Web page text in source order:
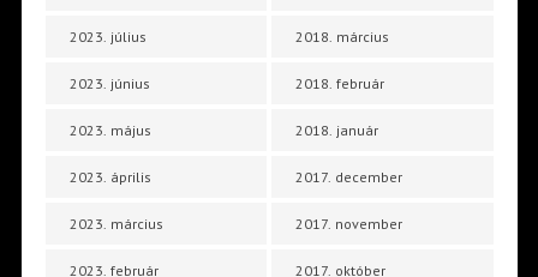
2023. július
2023. június
2023. május
2023. április
2023. március
2023. február
2018. március
2018. február
2018. január
2017. december
2017. november
2017. október